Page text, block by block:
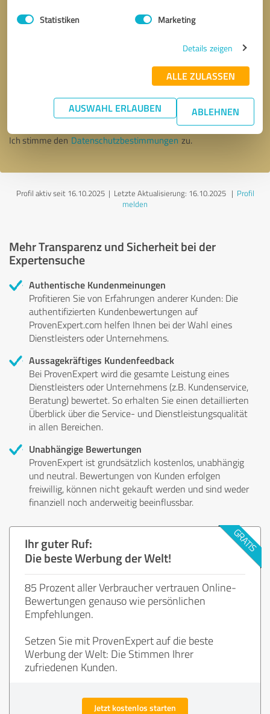
Statistiken Marketing
Details zeigen
ALLE ZULASSEN
AUSWAHL ERLAUBEN ABLEHNEN
* Erforderliche Angaben
Nachricht senden
Ich stimme den Datenschutzbestimmungen zu.
Profil aktiv seit 16.10.2025 | Letzte Aktualisierung: 16.10.2025| Profil
melden
Mehr Transparenz und Sicherheit bei der
Expertensuche
Authentische Kundenmeinungen
Profitieren Sie von Erfahrungen anderer Kunden: Die
authentifizierten Kundenbewertungen auf
ProvenExpert.com helfen Ihnen bei der Wahl eines
Dienstleisters oder Unternehmens.
Aussagekräftiges Kundenfeedback
Bei ProvenExpert wird die gesamte Leistung eines
Dienstleisters oder Unternehmens (z.B. Kundenservice,
Beratung) bewertet. So erhalten Sie einen detaillierten
Überblick über die Service- und Dienstleistungsqualität
in allen Bereichen.
Unabhängige Bewertungen
ProvenExpert ist grundsätzlich kostenlos, unabhängig
und neutral. Bewertungen von Kunden erfolgen
freiwillig, können nicht gekauft werden und sind weder
finanziell noch anderweitig beeinflussbar.
Ihr guter Ruf:
Die beste Werbung der Welt!
85 Prozent aller Verbraucher vertrauen Online-
Bewertungen genauso wie persönlichen
Empfehlungen.
Setzen Sie mit ProvenExpert auf die beste
Werbung der Welt: Die Stimmen Ihrer
zufriedenen Kunden.
Jetzt kostenlos starten